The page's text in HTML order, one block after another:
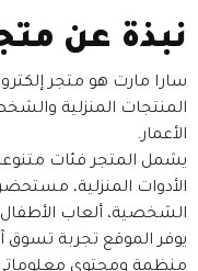
نبذة عن
سارا مارت هو متجر
المنتجات المنزلية
الأعمار.
يشمل المتجر فئات
الأدوات المنزلية،
الشخصية، ألعاب
يوفر الموقع تجربة